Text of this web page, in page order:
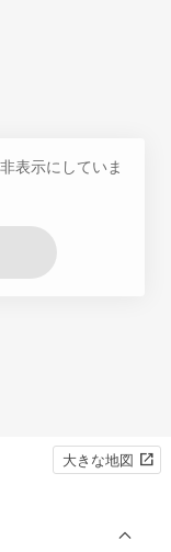
表示にしていま
大きな地図